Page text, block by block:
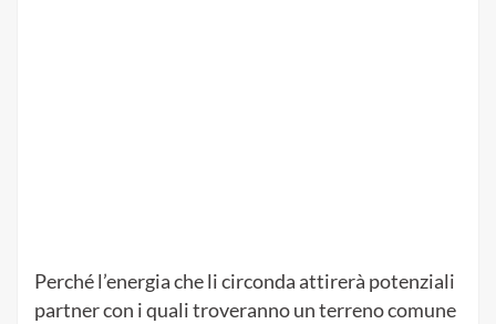
Perché l’energia che li circonda attirerà potenziali
partner con i quali troveranno un terreno comune